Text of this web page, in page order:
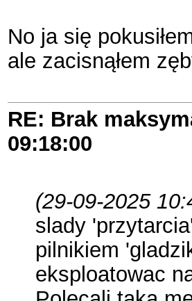
No ja się
ale zacisnąłem
RE: Brak
09:18:00
(29-09-2025
slady
pilnikiem
eksploatowac